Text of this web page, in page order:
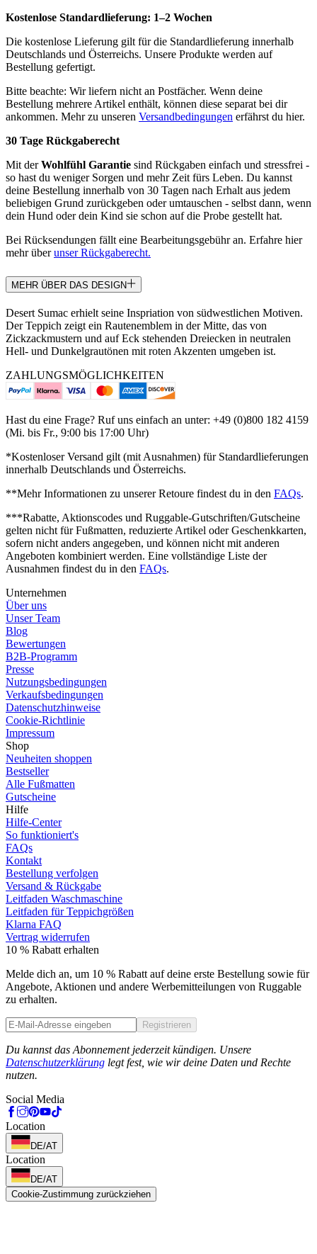
Kostenlose Standardlieferung: 1–2 Wochen
Die kostenlose Lieferung gilt für die Standardlieferung innerhalb
Deutschlands und Österreichs. Unsere Produkte werden auf
Bestellung gefertigt.
Bitte beachte: Wir liefern nicht an Postfächer. Wenn deine
Bestellung mehrere Artikel enthält, können diese separat bei dir
ankommen. Mehr zu unseren Versandbedingungen erfährst du hier.
30 Tage Rückgaberecht
Mit derWohlfühl Garantie sind Rückgaben einfach und stressfrei -
so hast du weniger Sorgen und mehr Zeit fürs Leben. Du kannst
deine Bestellung innerhalb von 30 Tagen nach Erhalt aus jedem
beliebigen Grund zurückgeben oder umtauschen - selbst dann, wenn
dein Hund oder dein Kind sie schon auf die Probe gestellt hat.
Bei Rücksendungen fällt eine Bearbeitungsgebühr an. Erfahre hier
mehr überunser Rückgaberecht.
MEHR ÜBER DAS DESIGN
Desert Sumac erhielt seine Inspriation von südwestlichen Motiven.
Der Teppich zeigt ein Rautenemblem in der Mitte, das von
Zickzackmustern und auf Eck stehenden Dreiecken in neutralen
Hell- und Dunkelgrautönen mit roten Akzenten umgeben ist.
ZAHLUNGSMÖGLICHKEITEN
Hast du eine Frage? Ruf uns einfach an unter: +49 (0)800 182 4159
(Mi. bis Fr., 9:00 bis 17:00 Uhr)
*Kostenloser Versand gilt (mit Ausnahmen) für Standardlieferungen
innerhalb Deutschlands und Österreichs.
**Mehr Informationen zu unserer Retoure findest du in den FAQs.
***Rabatte, Aktionscodes und Ruggable-Gutschriften/Gutscheine
gelten nicht für Fußmatten, reduzierte Artikel oder Geschenkkarten,
sofern nicht anders angegeben, und können nicht mit anderen
Angeboten kombiniert werden. Eine vollständige Liste der
Ausnahmen findest du in den FAQs.
Unternehmen
Über uns
Unser Team
Blog
Bewertungen
B2B-Programm
Presse
Nutzungsbedingungen
Verkaufsbedingungen
Datenschutzhinweise
Cookie-Richtlinie
Impressum
Shop
Neuheiten shoppen
Bestseller
Alle Fußmatten
Gutscheine
Hilfe
Hilfe-Center
So funktioniert's
FAQs
Kontakt
Bestellung verfolgen
Versand & Rückgabe
Leitfaden Waschmaschine
Leitfaden für Teppichgrößen
Klarna FAQ
Vertrag widerrufen
10 % Rabatt erhalten
Melde dich an, um 10 % Rabatt auf deine erste Bestellung sowie für
Angebote, Aktionen und andere Werbemitteilungen von Ruggable
zu erhalten.
Registrieren
Du kannst das Abonnement jederzeit kündigen. Unsere
Datenschutzerklärung legt fest, wie wir deine Daten und Rechte
nutzen.
Social Media
Location
DE/AT
Location
DE/AT
Cookie-Zustimmung zurückziehen